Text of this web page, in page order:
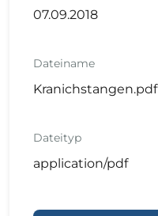
07.09.2018
Dateiname
Kranichstangen.pdf
Dateityp
application/pdf